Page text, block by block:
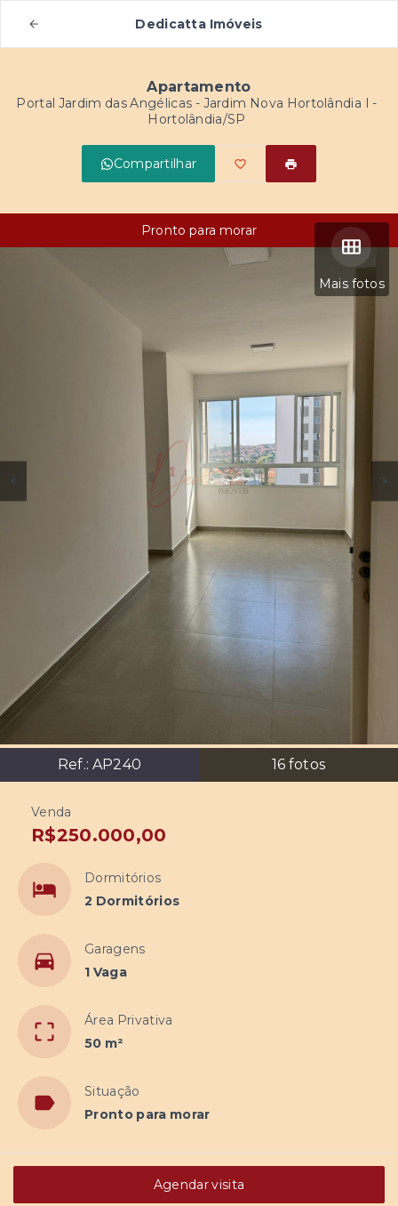
Dedicatta Imóveis
Apartamento
Portal Jardim das Angélicas - Jardim Nova Hortolândia I -
Hortolândia/SP
Compartilhar
Mais fotos
Ref.: AP240 16 fotos
Pronto para morar
Venda
R$250.000,00
Dormitórios
2 Dormitórios
Garagens
1 Vaga
Área Privativa
50 m²
Situação
Pronto para morar
Agendar visita